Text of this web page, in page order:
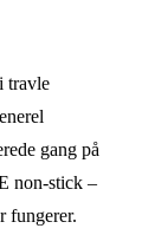
travle
gang på
non-stick –
fungerer.